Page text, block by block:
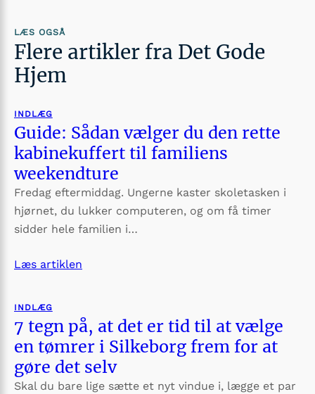
LÆS OGSÅ
Flere artikler fra Det Gode
Hjem
INDLÆG
Guide: Sådan vælger du den rette
kabinekuffert til familiens
weekendture
Fredag eftermiddag. Ungerne kaster skoletasken i
hjørnet, du lukker computeren, og om få timer
sidder hele familien i…
Læs artiklen
INDLÆG
7 tegn på, at det er tid til at vælge
en tømrer i Silkeborg frem for at
gøre det selv
Skal du bare lige sætte et nyt vindue i, lægge et par